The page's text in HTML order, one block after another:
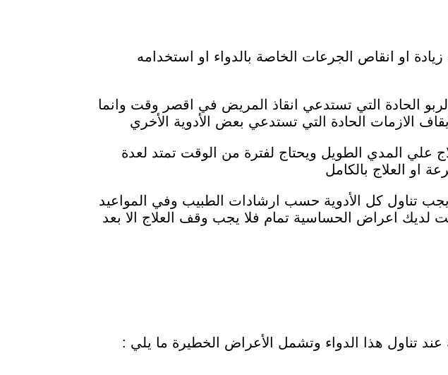
او انقاص الجرعات الخاصة بالدواء او استخدامه
الربو الحادة التي تستدعي انقاذ المريض في اقصر وقت وانما
الازمات الحادة التي تستدعي بعض الأدوية الأخري
علي المدي الطويل ويحتاج لفترة من الوقت تمتد لعدة
او العلاج بالكامل
يجب تناول كل الأدوية حسب ارشادات الطبيب وفي المواعيد
لديك اعراض الحساسية تمام فلا يجب وقف العلاج الا بعد
تناول هذا الدواء وتشمل الأعراض الخطيرة ما يلي :